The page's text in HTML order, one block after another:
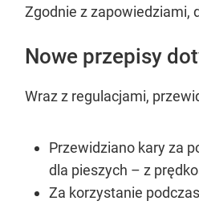
Zgodnie z zapowiedziami,
Nowe przepisy
Wraz z regulacjami,
Przewidziano kary za
dla pieszych – z
Za korzystanie